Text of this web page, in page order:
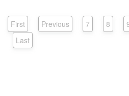
First Previous 7 8
Last